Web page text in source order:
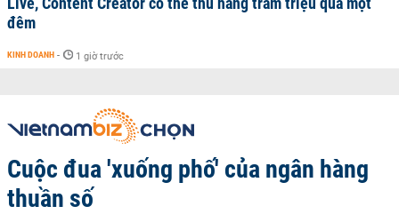
đêm
KINH DOANH - 1 giờ trước
Cuộc đua 'xuống phố' của ngân hàng
thuần số